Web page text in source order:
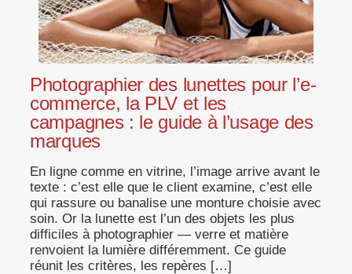
Photographier des lunettes pour l’e-
commerce, la PLV et les
campagnes : le guide à l’usage des
marques
En ligne comme en vitrine, l’image arrive avant le
texte : c’est elle que le client examine, c’est elle
qui rassure ou banalise une monture choisie avec
soin. Or la lunette est l’un des objets les plus
difficiles à photographier — verre et matière
renvoient la lumière différemment. Ce guide
réunit les critères, les repères […]